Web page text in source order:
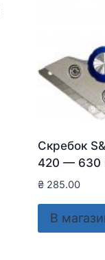
Скребок
420 — 630
₴285.00
В